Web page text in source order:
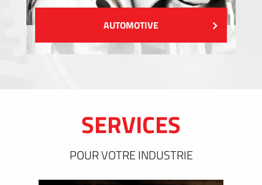
AUTOMOTIVE
SERVICES
POUR VOTRE INDUSTRIE